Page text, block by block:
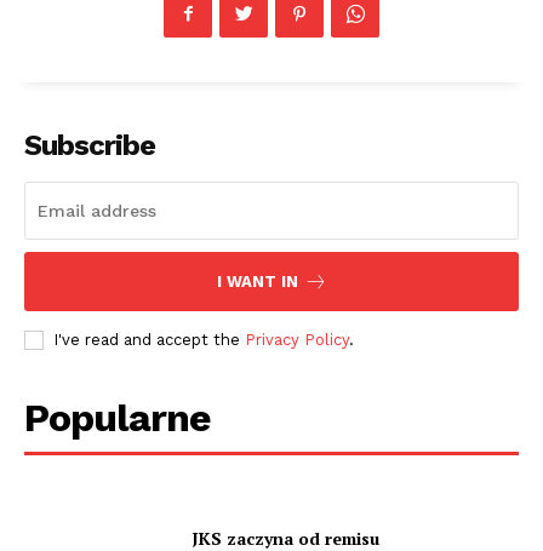
Subscribe
I WANT IN
I've read and accept the Privacy Policy.
Popularne
JKS zaczyna od remisu